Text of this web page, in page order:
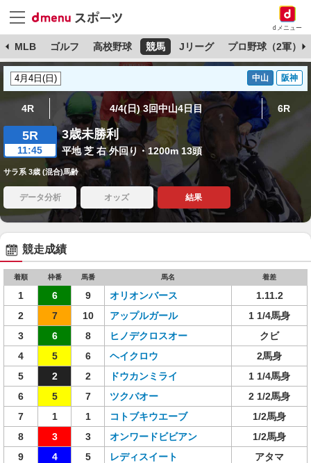
dメニュー
MLB ゴルフ 高校野球 競馬 Jリーグ プロ野球（2軍）
中山 阪神
4R 4/4(日) 3回中山4日目 6R
5R
11:45
3歳未勝利
平地 芝 右 外回り・1200m 13頭
サラ系 3歳 (混合)馬齢
データ分析 オッズ 結果
競走成績
着順 枠番 馬番 馬名 着差
1 6 9 オリオンバース
1.11.2
2
7 10 アップルガール
1 1/4馬身
3
6 8 ヒノデクロスオー
クビ
4
5 6 ヘイクロウ
2馬身
5
2 2 ドウカンミライ
1 1/4馬身
6
5 7 ツクバオー
2 1/2馬身
7
1 1 コトブキウエーブ
1/2馬身
8
3 3 オンワードビビアン
1/2馬身
9
4 5 レディスイート
アタマ